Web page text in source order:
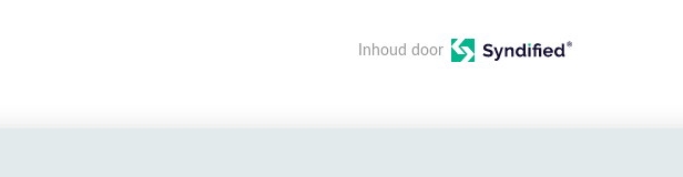
Inhoud door